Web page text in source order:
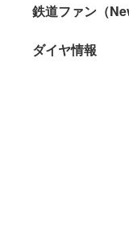
鉄道ファン（
ダイヤ情報